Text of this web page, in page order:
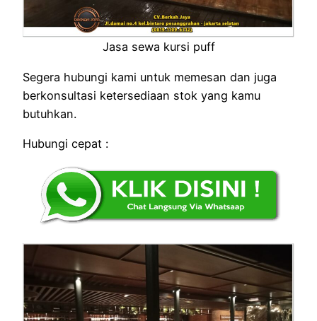
Jasa sewa kursi puff
Segera hubungi kami untuk memesan dan juga
berkonsultasi ketersediaan stok yang kamu
butuhkan.
Hubungi cepat :